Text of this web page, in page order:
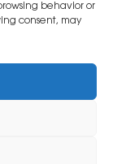
behavior or
consent, may